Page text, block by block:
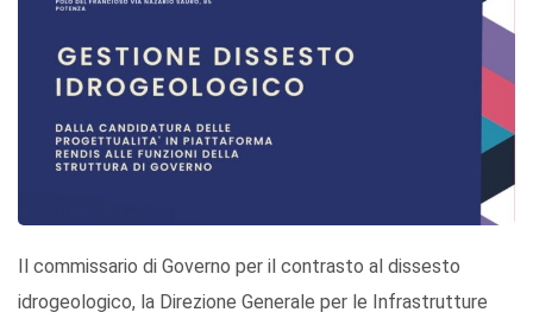
Il commissario di Governo per il contrasto al dissesto
idrogeologico, la Direzione Generale per le Infrastrutture